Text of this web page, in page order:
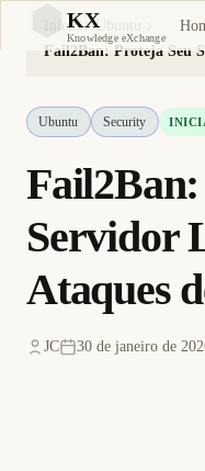
KX
Knowledge eXchange
Início
Ubuntu
Fail2Ban: Proteja Seu
Ubuntu Security
Servidor
Ataques
JC 30 de janeiro de